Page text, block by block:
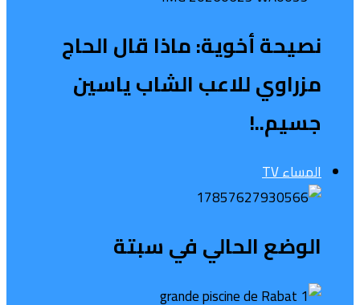
نصيحة أخوية: ماذا قال الحاج
مزراوي للاعب الشاب ياسين
جسيم..!
المساء TV
الوضع الحالي في سبتة